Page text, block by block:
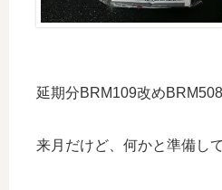
延期分BRM109改め
来月だけど、何かと準備し